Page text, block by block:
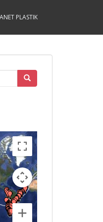
PLASTIK